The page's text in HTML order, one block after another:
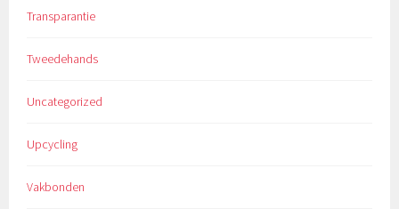
Transparantie
Tweedehands
Uncategorized
Upcycling
Vakbonden